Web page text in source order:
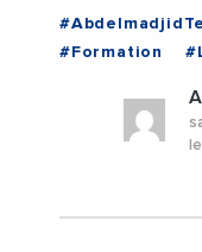
#Formation